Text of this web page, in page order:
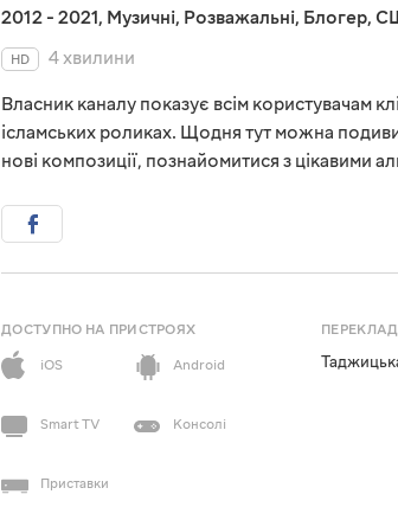
2012 - 2021, Музичні, Розважальні, Блогер,
HD
4 хвилини
Власник каналу показує всім користувачам
ісламських роликах. Щодня тут можна
нові композиції, познайомитися з цікавими
ДОСТУПНО НА ПРИСТРОЯХ
iOS
Android
Smart TV Консолі
Приставки
ПЕРЕКЛАД